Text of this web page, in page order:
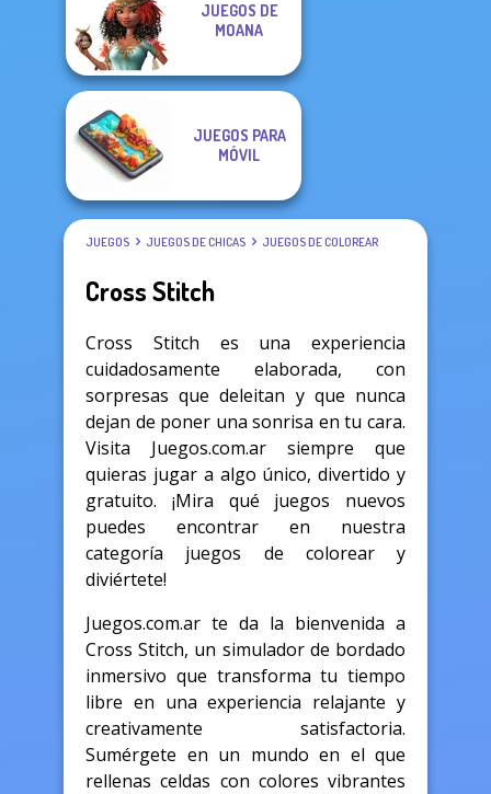
JUEGOS DE
MOANA
JUEGOS PARA
MÓVIL
JUEGOS JUEGOS DE CHICAS JUEGOS DE COLOREAR
Cross Stitch
Cross Stitch es una experiencia
cuidadosamente elaborada, con
sorpresas que deleitan y que nunca
dejan de poner una sonrisa en tu cara.
Visita Juegos.com.ar siempre que
quieras jugar a algo único, divertido y
gratuito. ¡Mira qué juegos nuevos
puedes encontrar en nuestra
categoría juegos de colorear y
diviértete!
Juegos.com.ar te da la bienvenida a
Cross Stitch, un simulador de bordado
inmersivo que transforma tu tiempo
libre en una experiencia relajante y
creativamente satisfactoria.
Sumérgete en un mundo en el que
rellenas celdas con colores vibrantes